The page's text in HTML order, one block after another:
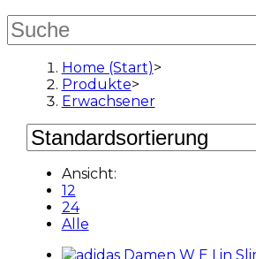
Home (Start)>
Produkte>
Erwachsener
Ansicht:
12
24
Alle